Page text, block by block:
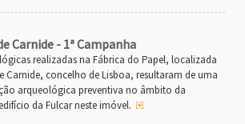
Carnide - 1ª Campanha
realizadas na Fábrica do Papel, localizada
Carnide, concelho de Lisboa, resultaram de uma
arqueológica preventiva no âmbito da
da Fulcar neste imóvel.